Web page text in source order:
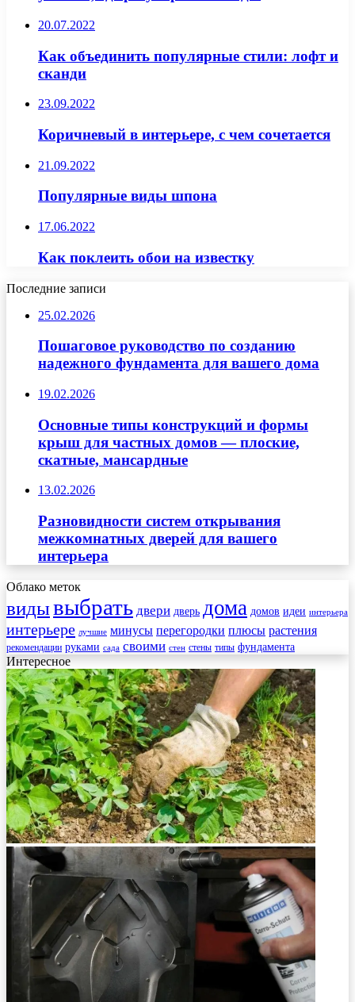
20.07.2022
Как объединить популярные стили: лофт и
сканди
23.09.2022
Коричневый в интерьере, с чем сочетается
21.09.2022
Популярные виды шпона
17.06.2022
Как поклеить обои на известку
Последние записи
25.02.2026
Пошаговое руководство по созданию
надежного фундамента для вашего дома
19.02.2026
Основные типы конструкций и формы
крыш для частных домов — плоские,
скатные, мансардные
13.02.2026
Разновидности систем открывания
межкомнатных дверей для вашего
интерьера
Облако меток
видывыбрать двери дверь дома домов идеи интерьера
интерьере лучшие минусы перегородки плюсы растения
рекомендации руками сада своими стен стены типы фундамента
Интересное